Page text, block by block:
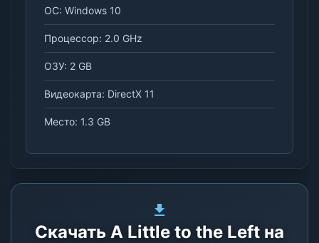
ОС: Windows 10
Процессор: 2.0 GHz
ОЗУ: 2 GB
Видеокарта: DirectX 11
Место: 1.3 GB
Скачать A Little to the Left на